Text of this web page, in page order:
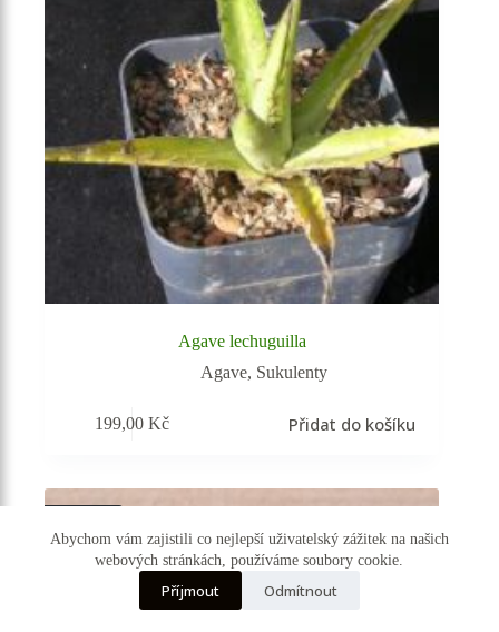
Abychom vám zajistili co nejlepší uživatelský zážitek na našich
webových stránkách, používáme soubory cookie.
Příjmout Odmítnout
Agave lechuguilla
Agave, Sukulenty
199,00Kč Přidat do košíku